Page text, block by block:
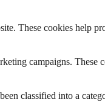
These cookies help
campaigns.
classified into a